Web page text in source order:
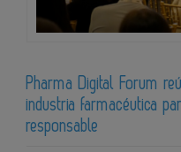
Pharma Digital Forum
industria farmacéutica
responsable